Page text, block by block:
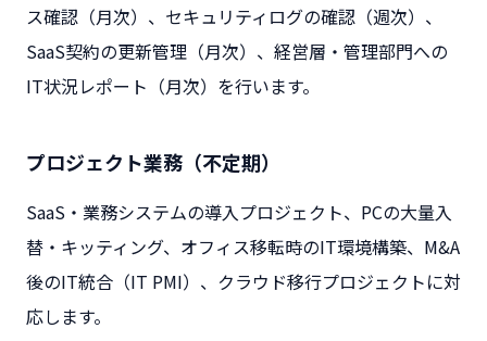
ス確認（月次）、セキュリティログの確認（週次）、
SaaS契約の更新管理（月次）、経営層・管理部門への
IT状況レポート（月次）を行います。
プロジェクト業務（不定期）
SaaS・業務システムの導入プロジェクト、PCの大量入
替・キッティング、オフィス移転時のIT環境構築、M&A
後のIT統合（IT PMI）、クラウド移行プロジェクトに対
応します。